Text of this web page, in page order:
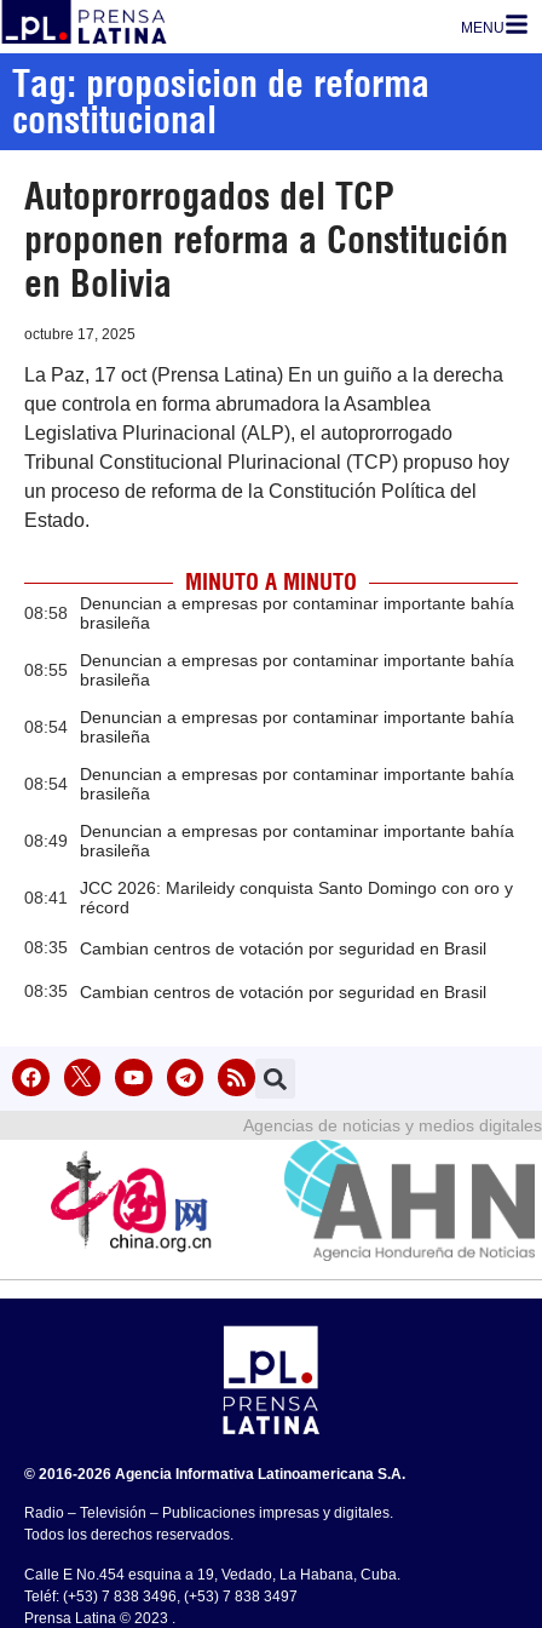
MENU
Tag: proposicion de reforma
constitucional
Autoprorrogados del TCP
proponen reforma a Constitución
en Bolivia
octubre 17, 2025
La Paz, 17 oct (Prensa Latina) En un guiño a la derecha
que controla en forma abrumadora la Asamblea
Legislativa Plurinacional (ALP), el autoprorrogado
Tribunal Constitucional Plurinacional (TCP) propuso hoy
un proceso de reforma de la Constitución Política del
Estado.
MINUTO A MINUTO
08:58
Denuncian a empresas por contaminar importante bahía
brasileña
08:55
Denuncian a empresas por contaminar importante bahía
brasileña
08:54
Denuncian a empresas por contaminar importante bahía
brasileña
08:54
Denuncian a empresas por contaminar importante bahía
brasileña
08:49
Denuncian a empresas por contaminar importante bahía
brasileña
08:41
JCC 2026: Marileidy conquista Santo Domingo con oro y
récord
08:35 Cambian centros de votación por seguridad en Brasil
08:35 Cambian centros de votación por seguridad en Brasil
Agencias de noticias y medios digitales
© 2016-2026 Agencia Informativa Latinoamericana S.A.
Radio – Televisión – Publicaciones impresas y digitales.
Todos los derechos reservados.
Calle E No.454 esquina a 19, Vedado, La Habana, Cuba.
Teléf: (+53) 7 838 3496, (+53) 7 838 3497
Prensa Latina © 2023 .